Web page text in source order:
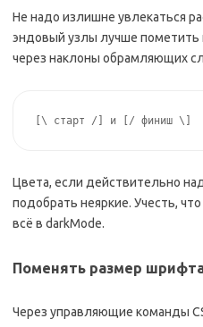
Не надо излишне увлекаться
эндовый узлы лучше пометить
через наклоны обрамляющих
[\ старт /] и [/ финиш \]
Цвета, если действительно
подобрать неяркие. Учесть,
всё в darkMode.
Поменять размер
Через управляющие команды